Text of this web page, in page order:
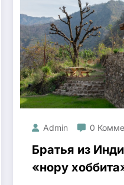
Admin 0
Братья из
«нору